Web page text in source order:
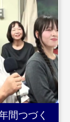
間つづく